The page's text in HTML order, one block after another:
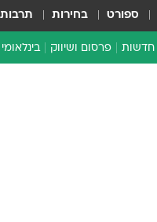
ספורט בחירות תרבות
חדשות פרסום ושיווק בינלאומי